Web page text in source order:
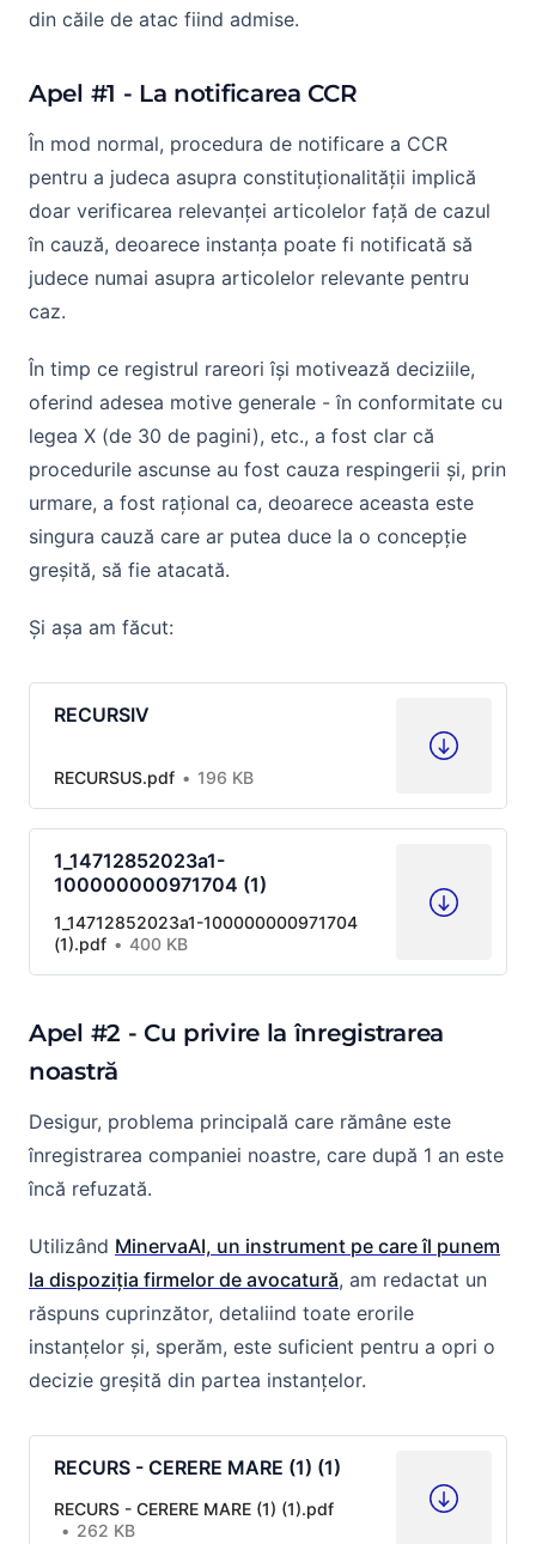
din căile de atac fiind admise.
Apel #1 - La notificarea CCR
În mod normal, procedura de notificare a CCR
pentru a judeca asupra constituționalității implică
doar verificarea relevanței articolelor față de cazul
în cauză, deoarece instanța poate fi notificată să
judece numai asupra articolelor relevante pentru
caz.
În timp ce registrul rareori își motivează deciziile,
oferind adesea motive generale - în conformitate cu
legea X (de 30 de pagini), etc., a fost clar că
procedurile ascunse au fost cauza respingerii și, prin
urmare, a fost rațional ca, deoarece aceasta este
singura cauză care ar putea duce la o concepție
greșită, să fie atacată.
Și așa am făcut:
RECURSIV
RECURSUS.pdf 196 KB
1_14712852023a1-
100000000971704 (1)
1_14712852023a1-100000000971704
(1).pdf
400 KB
Apel #2 - Cu privire la înregistrarea
noastră
Desigur, problema principală care rămâne este
înregistrarea companiei noastre, care după 1 an este
încă refuzată.
Utilizând MinervaAI, un instrument pe care îl punem
la dispoziția firmelor de avocatură, am redactat un
răspuns cuprinzător, detaliind toate erorile
instanțelor și, sperăm, este suficient pentru a opri o
decizie greșită din partea instanțelor.
RECURS - CERERE MARE (1) (1)
RECURS - CERERE MARE (1) (1).pdf
262 KB